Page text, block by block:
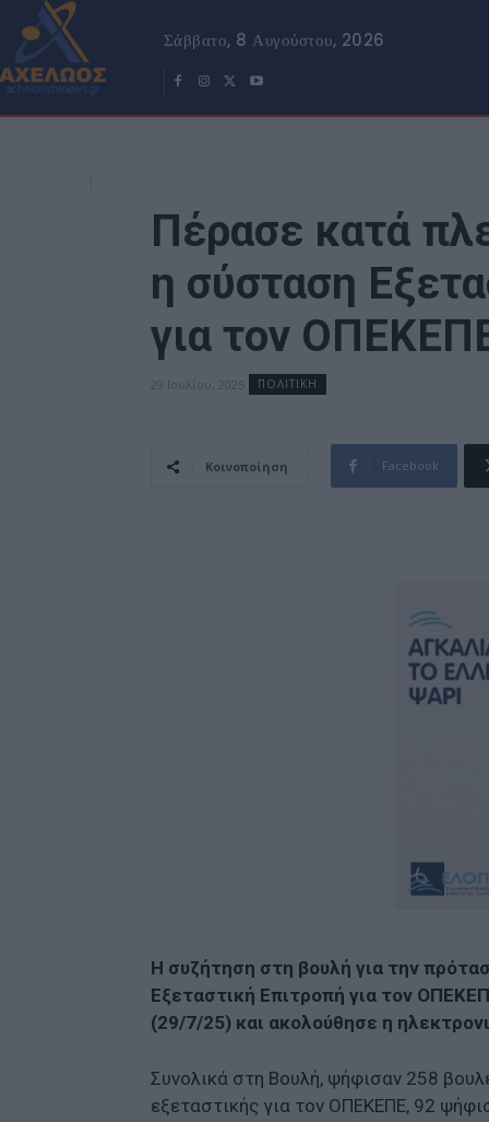
Σάββατο, 8 Αυγούστου, 2026
Πέρασε κατά
η σύσταση
για τον
29 Ιουλίου, 2025 ΠΟΛΙΤΙΚΗ
Κοινοποίηση Facebook
Η συζήτηση στη βουλή για την
Εξεταστική Επιτροπή για τον
(29/7/25) και ακολούθησε η
Συνολικά στη Βουλή, ψήφισαν 258
εξεταστικής για τον ΟΠΕΚΕΠΕ, 92